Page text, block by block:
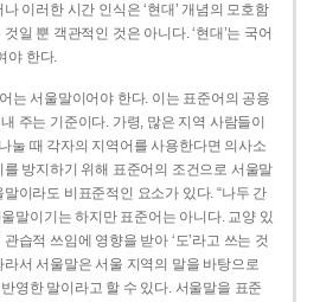
이러한 시간 인식은 ‘현대’ 개념의 모호함
일 뿐 객관적인 것은 아니다. ‘현대’는 국어
야 한다.
는 서울말이어야 한다. 이는 표준어의 공용
주는 기준이다. 가령, 많은 지역 사람들이
눌 때 각자의 지역어를 사용한다면 의사소
방지하기 위해 표준어의 조건으로 서울말
이라도 비표준적인 요소가 있다. “나두 간
울말이기는 하지만 표준어는 아니다. 교양 있
습적 쓰임에 영향을 받아 ‘도’라고 쓰는 것
서 서울말은 서울 지역의 말을 바탕으로
영한 말이라고 할 수 있다. 서울말을 표준